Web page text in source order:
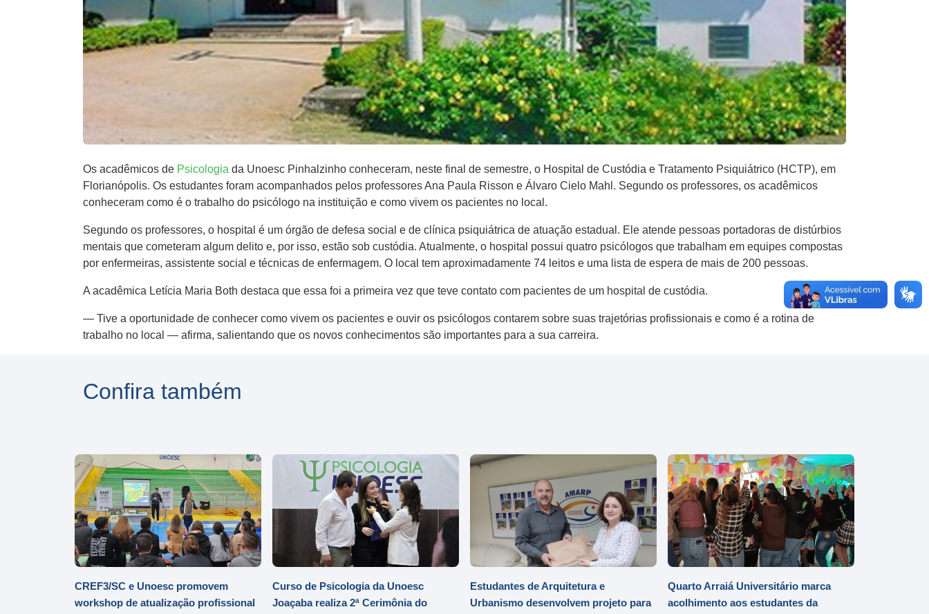
Os acadêmicos de Psicologia da Unoesc Pinhalzinho conheceram, neste final de semestre, o Hospital de Custódia e Tratamento Psiquiátrico (HCTP), em
Florianópolis. Os estudantes foram acompanhados pelos professores Ana Paula Risson e Álvaro Cielo Mahl. Segundo os professores, os acadêmicos
conheceram como é o trabalho do psicólogo na instituição e como vivem os pacientes no local.
Segundo os professores, o hospital é um órgão de defesa social e de clínica psiquiátrica de atuação estadual. Ele atende pessoas portadoras de distúrbios
mentais que cometeram algum delito e, por isso, estão sob custódia. Atualmente, o hospital possui quatro psicólogos que trabalham em equipes compostas
por enfermeiras, assistente social e técnicas de enfermagem. O local tem aproximadamente 74 leitos e uma lista de espera de mais de 200 pessoas.
A acadêmica Letícia Maria Both destaca que essa foi a primeira vez que teve contato com pacientes de um hospital de custódia.
— Tive a oportunidade de conhecer como vivem os pacientes e ouvir os psicólogos contarem sobre suas trajetórias profissionais e como é a rotina de
trabalho no local — afirma, salientando que os novos conhecimentos são importantes para a sua carreira.
Confira também
CREF3/SC e Unoesc promovem
workshop de atualização profissional
Curso de Psicologia da Unoesc
Joaçaba realiza 2ª Cerimônia do
Estudantes de Arquitetura e
Urbanismo desenvolvem projeto para
Quarto Arraiá Universitário marca
acolhimento aos estudantes da